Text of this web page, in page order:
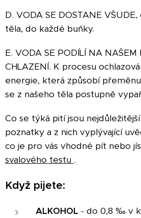
D. VODA SE DOSTANE
těla, do každé buňky.
E. VODA SE PODÍLÍ NA NAŠEM
CHLAZENÍ. K procesu
energie, která způsobí
se z našeho těla postupně
Co se týká pití jsou
poznatky a z nich vyplývající
co je pro vás vhodné pít nebo
svalového testu .
Když pijete:
ALKOHOL - do 0,8 ‰ v